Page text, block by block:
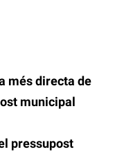
més directa de
municipal
pressupost